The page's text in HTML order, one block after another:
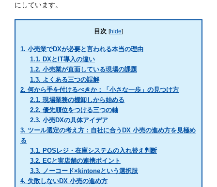
にしています。
目次 [hide]
1. 小売業でDXが必要と言われる本当の理由
1.1. DXとIT導入の違い
1.2. 小売業が直面している現場の課題
1.3. よくある三つの誤解
2. 何から手を付けるべきか：「小さな一歩」の見つけ方
2.1. 現場業務の棚卸しから始める
2.2. 優先順位をつける三つの軸
2.3. 小売DXの具体アイデア
3. ツール選定の考え方：自社に合うDX 小売の進め方を見極め
る
3.1. POSレジ・在庫システムの入れ替え判断
3.2. ECと実店舗の連携ポイント
3.3. ノーコード×kintoneという選択肢
4. 失敗しないDX 小売の進め方